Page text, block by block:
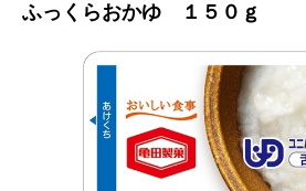
ふっくらおかゆ １５０ｇ